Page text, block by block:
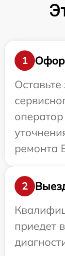
1
Оставьте
ремонта
2
приедет